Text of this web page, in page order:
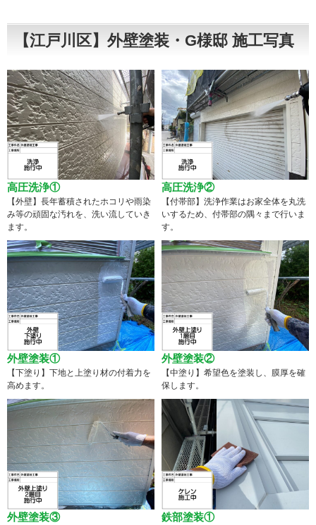
【江戸川区】外壁塗装・G様邸 施工写真
高圧洗浄①
【外壁】長年蓄積されたホコリや雨染
み等の頑固な汚れを、洗い流していき
ます。
高圧洗浄②
【付帯部】洗浄作業はお家全体を丸洗
いするため、付帯部の隅々まで行いま
す。
外壁塗装①
【下塗り】下地と上塗り材の付着力を
高めます。
外壁塗装②
【中塗り】希望色を塗装し、膜厚を確
保します。
外壁塗装③ 鉄部塗装①